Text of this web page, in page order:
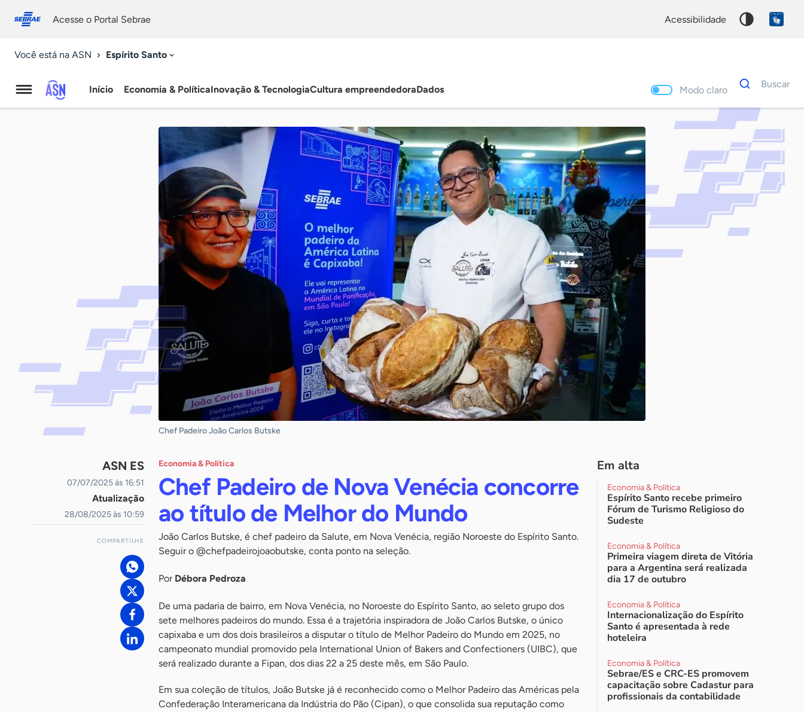
conosco
Acesse o Portal Sebrae acessibilidade
Você está na ASN Espírito Santo
Agência
Início Economia & PolíticaInovação & TecnologiaCultura empreendedoraDados Modo claro
Dados
para
Buscar
Palavra
chave
Chef Padeiro João Carlos Butske
ASN ES
07/07/2025 às 16:51
Atualização
28/08/2025 às 10:59
COMPARTILHE
Economia & Política
Chef Padeiro de Nova Venécia concorre
ao título de Melhor do Mundo
João Carlos Butske, é chef padeiro da Salute, em Nova Venécia, região Noroeste do Espírito Santo.
Seguir o @chefpadeirojoaobutske, conta ponto na seleção.
Por Débora Pedroza
De uma padaria de bairro, em Nova Venécia, no Noroeste do Espírito Santo, ao seleto grupo dos
sete melhores padeiros do mundo. Essa é a trajetória inspiradora de João Carlos Butske, o único
capixaba e um dos dois brasileiros a disputar o título de Melhor Padeiro do Mundo em 2025, no
campeonato mundial promovido pela International Union of Bakers and Confectioners (UIBC), que
será realizado durante a Fipan, dos dias 22 a 25 deste mês, em São Paulo.
Em sua coleção de títulos, João Butske já é reconhecido como o Melhor Padeiro das Américas pela
Confederação Interamericana da Indústria do Pão (Cipan), o que consolida sua reputação como
Em alta
Economia & Política
Espírito Santo recebe primeiro
Fórum de Turismo Religioso do
Sudeste
Economia & Política
Primeira viagem direta de Vitória
para a Argentina será realizada
dia 17 de outubro
Economia & Política
Internacionalização do Espírito
Santo é apresentada à rede
hoteleira
Economia & Política
Sebrae/ES e CRC-ES promovem
capacitação sobre Cadastur para
profissionais da contabilidade